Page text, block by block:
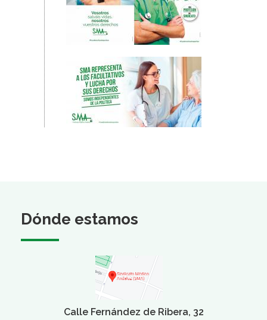
Dónde estamos
Calle Fernández de Ribera, 32